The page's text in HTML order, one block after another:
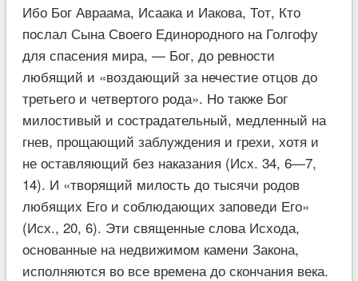
Ибо Бог Авраама, Исаака и Иакова, Тот, Кто
послал Сына Своего Единородного на Голгофу
для спасения мира, — Бог, до ревности
любящий и «воздающий за нечестие отцов до
третьего и четвертого рода». Но также Бог
милостивый и сострадательный, медленный на
гнев, прощающий заблуждения и грехи, хотя и
не оставляющий без наказания (Исх. 34, 6—7,
14). И «творящий милость до тысячи родов
любящих Его и соблюдающих заповеди Его»
(Исх., 20, 6). Эти священные слова Исхода,
основанные на недвижимом камени Закона,
исполняются во все времена до скончания века.